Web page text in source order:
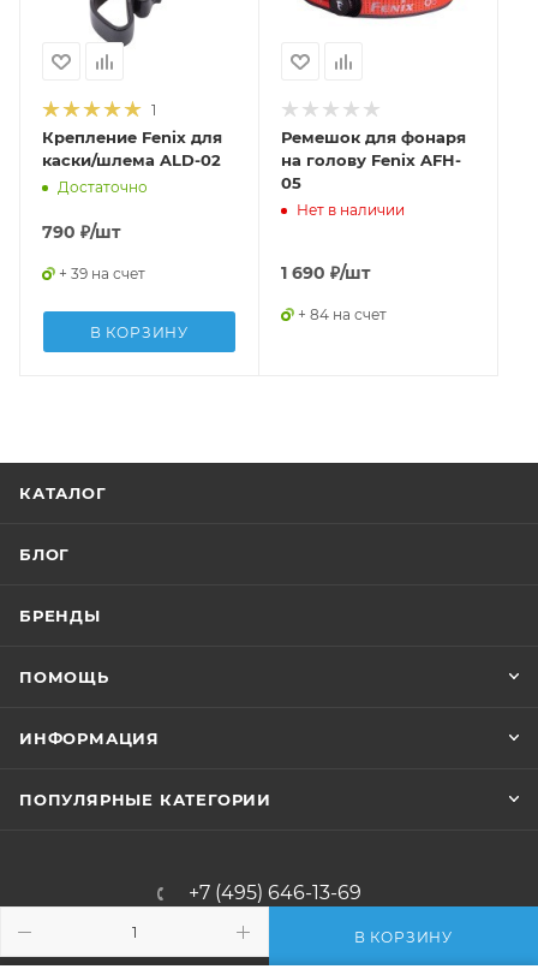
В КОРЗИНУ
1
Крепление Fenix для
каски/шлема ALD-02
Достаточно
790 ₽/шт
+ 39 на счет
В КОРЗИНУ
Ремешок для фонаря
на голову Fenix AFH-
05
Нет в наличии
1 690 ₽/шт
+ 84 на счет
КАТАЛОГ
БЛОГ
БРЕНДЫ
ПОМОЩЬ
ИНФОРМАЦИЯ
ПОПУЛЯРНЫЕ КАТЕГОРИИ
+7 (495) 646-13-69
info@fonarik-market.ru